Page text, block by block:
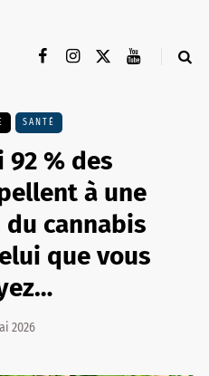
SANTÉ
92 % des
à une
cannabis
que vous
2026